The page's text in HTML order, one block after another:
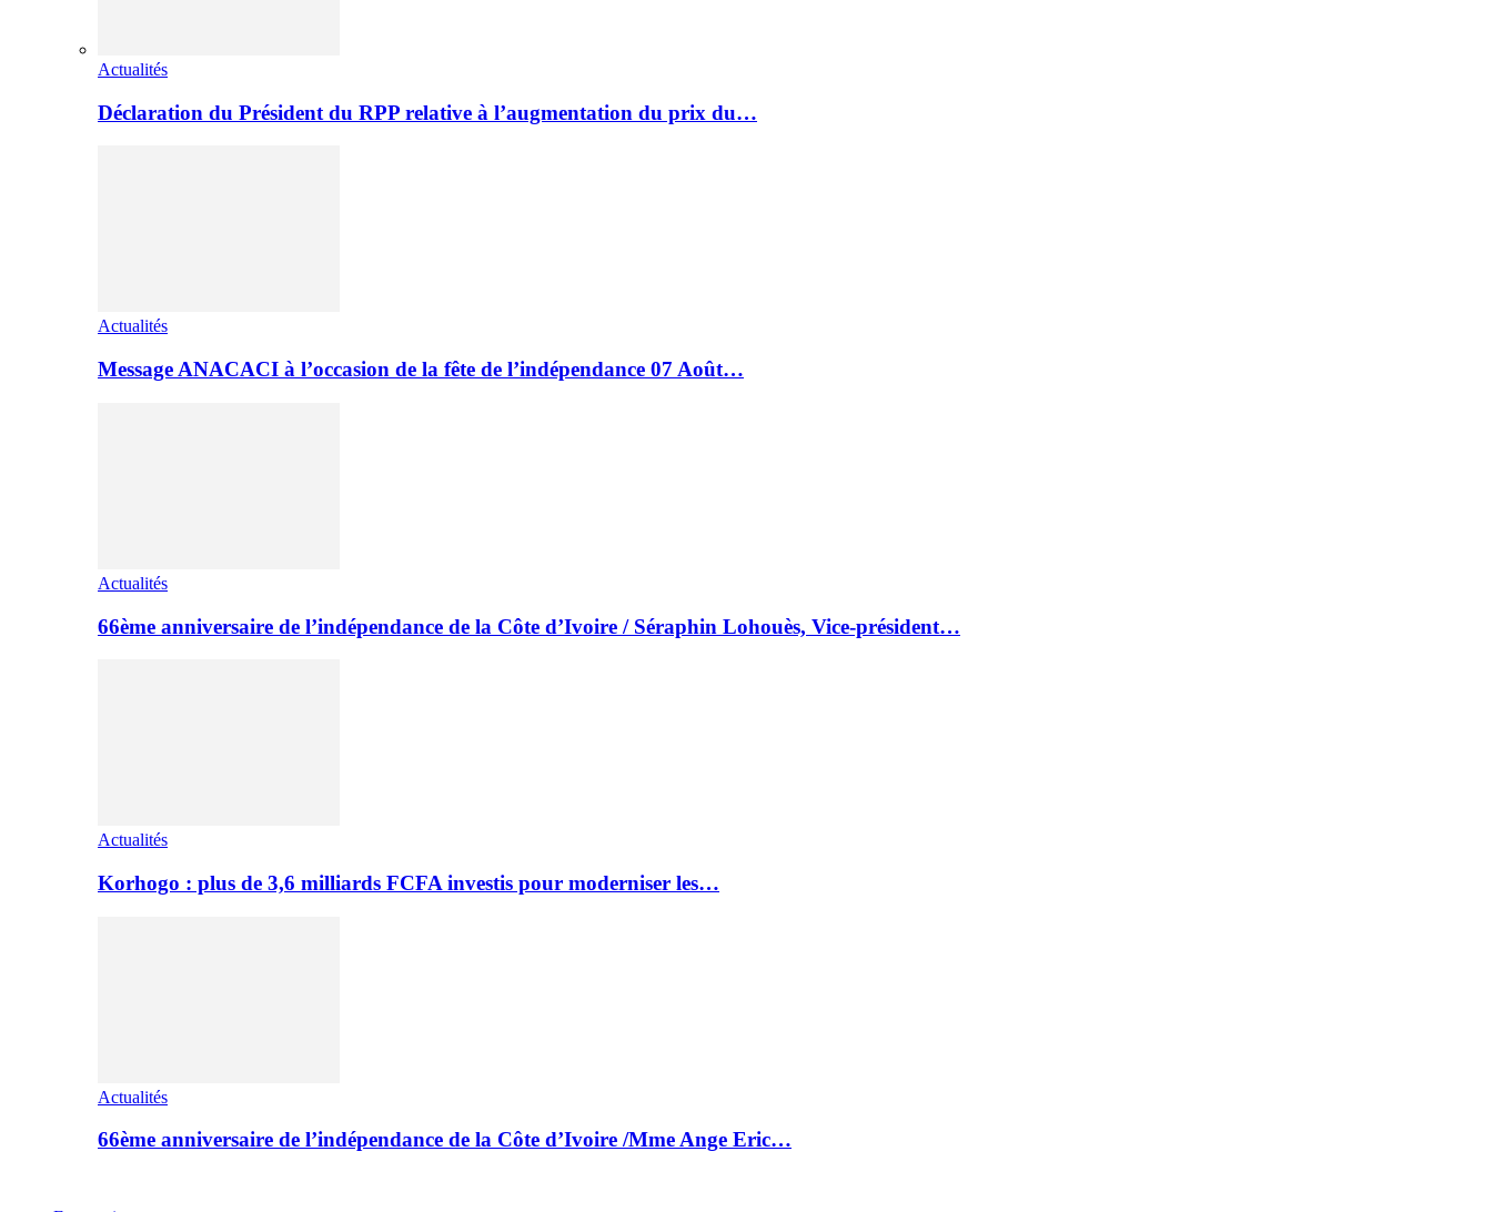
Actualités
Déclaration du Président du RPP relative à l’augmentation du prix du…
Actualités
Message ANACACI à l’occasion de la fête de l’indépendance 07 Août…
Actualités
66ème anniversaire de l’indépendance de la Côte d’Ivoire / Séraphin Lohouès, Vice-président…
Actualités
Korhogo : plus de 3,6 milliards FCFA investis pour moderniser les…
Actualités
66ème anniversaire de l’indépendance de la Côte d’Ivoire /Mme Ange Eric…